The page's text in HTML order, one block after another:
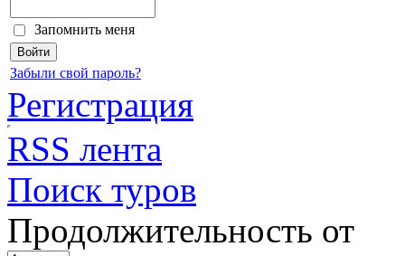
Запомнить меня
Забыли свой пароль?
Регистрация
RSS лента
Поиск туров
Продолжительность от